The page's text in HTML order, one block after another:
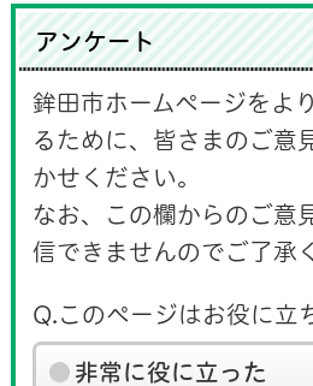
アンケート
鉾田市ホームページをよ
るために、皆さまのご意
かせください。
なお、この欄からのご意
信できませんのでご了承
Q.このページはお役に立
非常に役に立った